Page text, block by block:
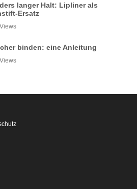
langer Halt: Lipliner als
Ersatz
Views
binden: eine Anleitung
Views